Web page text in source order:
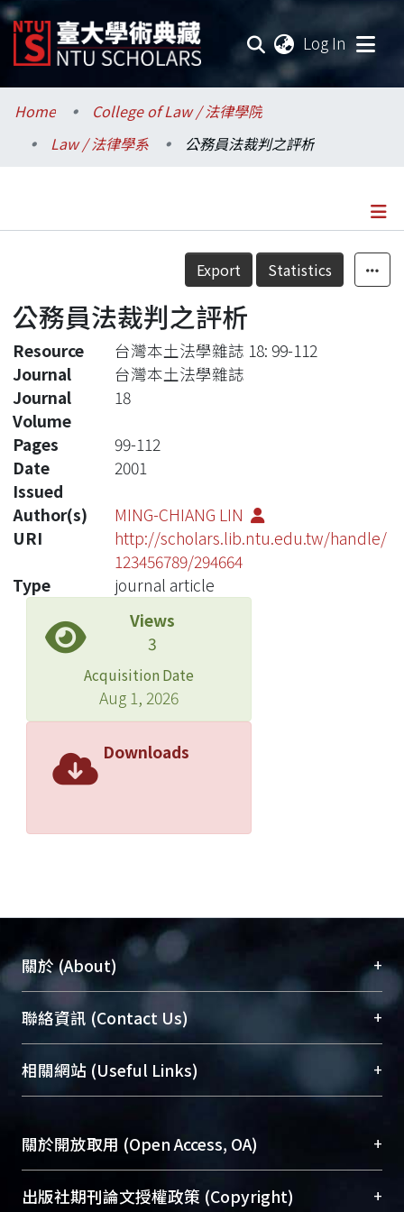
Log In
Communities & Collections
Research Outputs
Statistics
Home
College of Law / 法律學院
Law / 法律學系
公務員法裁判之評析
Details
Export Statistics
公務員法裁判之評析
Resource
台灣本土法學雜誌 18: 99-112
Journal
台灣本土法學雜誌
Journal
Volume
18
Pages
99-112
Date
Issued
2001
Author(s)
MING-CHIANG LIN
URI
http://scholars.lib.ntu.edu.tw/handle/
123456789/294664
Type
journal article
Views
3
Acquisition Date
Aug 1, 2026
Downloads
關於 (About) +
臺大位居世界頂尖大學之列，為永久珍藏及向國際
展現本校豐碩的研究成果及學術能量，圖書館整合
機構典藏（NTUR）與學術庫（AH）不同功能平
台，成為臺大學術典藏NTU scholars。期能整合研
究能量、促進交流合作、保存學術產出、推廣研究
成果。
To permanently archive and promote researcher
profiles and scholarly works, Library integrates the
聯絡資訊 (Contact Us) +
總館學科館員(Main Library)
醫學圖書館學科館員(Medical Library)
Sciences Library)
相關網站 (Useful Links) +
關於開放取用 (Open Access, OA) +
開放取用是從使用者角度提升資訊取用性的社會運
出版社期刊論文授權政策 (Copyright) +